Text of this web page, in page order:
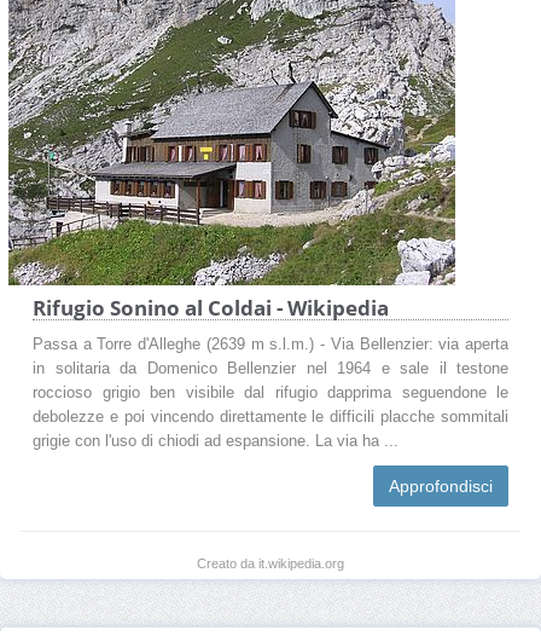
Rifugio Sonino al Coldai - Wikipedia
Passa a Torre d'Alleghe (2639 m s.l.m.) - Via Bellenzier: via aperta
in solitaria da Domenico Bellenzier nel 1964 e sale il testone
roccioso grigio ben visibile dal rifugio dapprima seguendone le
debolezze e poi vincendo direttamente le difficili placche sommitali
grigie con l'uso di chiodi ad espansione. La via ha ...
Approfondisci
Creato da it.wikipedia.org